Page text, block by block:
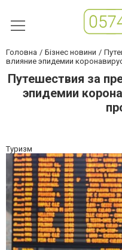
Головна Бізнес новини
влияние эпидемии
Путешествия за
эпидемии
Туризм